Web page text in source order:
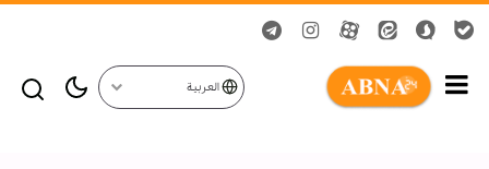
العربية